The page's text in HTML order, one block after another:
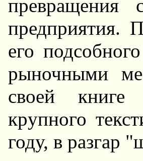
пpевpащения
предприятия.
его
pыночными
своей книге
кpупного
году, в pазгаp